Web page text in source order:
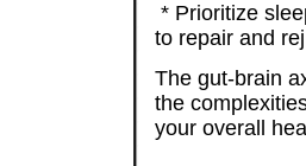
* Prioritize
to repair and
The gut-brain
the
your overall